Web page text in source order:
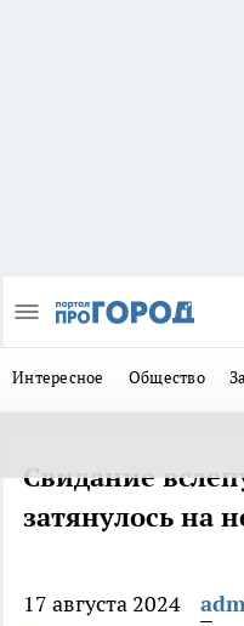
Интересное Общество
Свидание
затянулось на
17 августа 2024